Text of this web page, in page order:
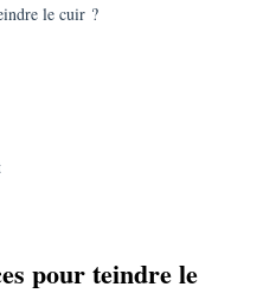
le cuir ?
pour teindre le